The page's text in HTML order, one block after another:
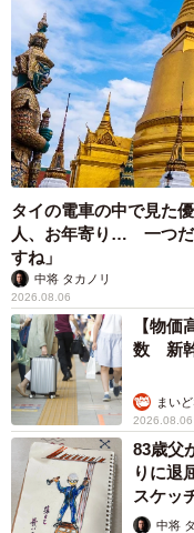
タイの電車の中で見た
人、お年寄り… 一つだ
すね」
中将 タカノリ
2026.08.06
【物
数 新幹
まい
2026.08.06
83歳父
りに退
スケッ
ますよ
中将